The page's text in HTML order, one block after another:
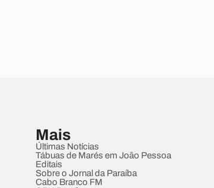
Mais
Últimas Notícias
Tábuas de Marés em João Pessoa
Editais
Sobre o Jornal da Paraíba
Cabo Branco FM